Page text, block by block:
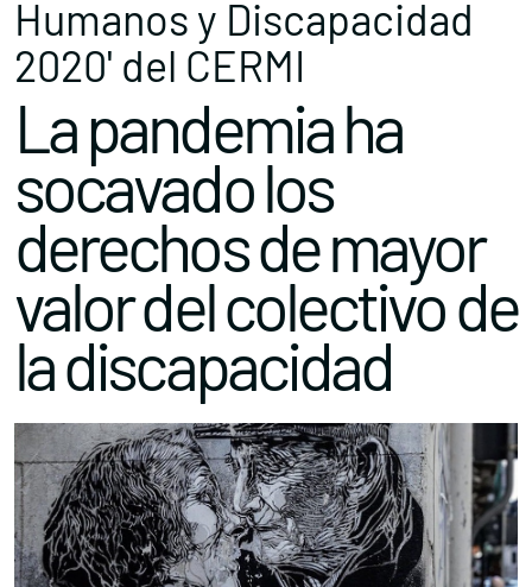
Humanos y Discapacidad
2020' del CERMI
La pandemia ha
socavado los
derechos de mayor
valor del colectivo de
la discapacidad